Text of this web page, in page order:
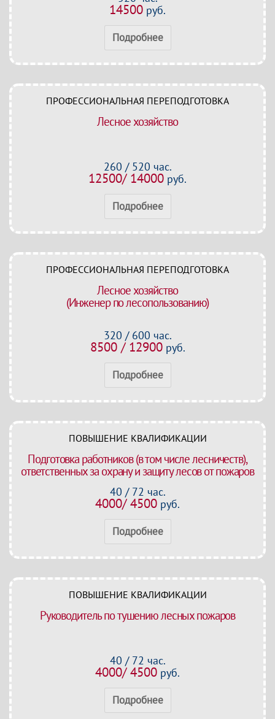
14500 руб.
Подробнее
ПРОФЕССИОНАЛЬНАЯ ПЕРЕПОДГОТОВКА
Лесное хозяйство
260 / 520 час.
12500/ 14000 руб.
Подробнее
ПРОФЕССИОНАЛЬНАЯ ПЕРЕПОДГОТОВКА
Лесное хозяйство
(Инженер по лесопользованию)
320 / 600 час.
8500 / 12900руб.
Подробнее
ПОВЫШЕНИЕ КВАЛИФИКАЦИИ
Подготовка работников (в том числе лесничеств),
ответственных за охрану и защиту лесов от пожаров
40 / 72 час.
4000/ 4500 руб.
Подробнее
ПОВЫШЕНИЕ КВАЛИФИКАЦИИ
Руководитель по тушению лесных пожаров
40 / 72 час.
4000/ 4500 руб.
Подробнее